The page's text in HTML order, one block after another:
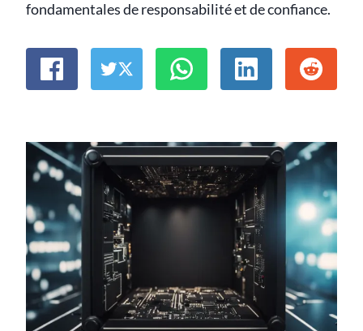
fondamentales de responsabilité et de confiance.